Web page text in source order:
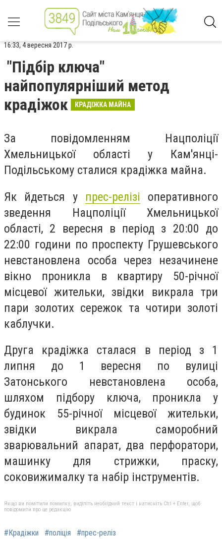
16:33, 4 вересня 2017 р.
"Підбір ключа"
найпопулярніший метод
крадіжок
КРАДІЖКА МАЙНА
За повідомленням Нацполіції
Хмельницької області у Кам'янці-
Подільському сталися крадіжка майна.
Як йдеться у прес-релізі оперативного
зведення Нацполіції Хмельницької
області, 2 вересня в період з 20:00 до
22:00 години по проспекту Грушевського
невстановлена особа через незачинене
вікно проникла в квартиру 50-річної
місцевої жительки, звідки викрала три
пари золотих сережок та чотири золоті
каблучки.
Друга крадіжка сталася в період з 1
липня до 1 вересня по вулиці
Затонського невстановлена особа,
шляхом підбору ключа, проникла у
будинок 55-річної місцевої жительки,
звідки викрала саморобний
зварювальний апарат, два перфоратори,
машинку для стрижки, праску,
соковижималку та набір інструментів.
Якщо ви помітили помилку, виділіть необхідний текст і натисніть Ctrl + Enter, щоб
повідомити про це редакцію
#Крадіжки #поліція #прес-реліз